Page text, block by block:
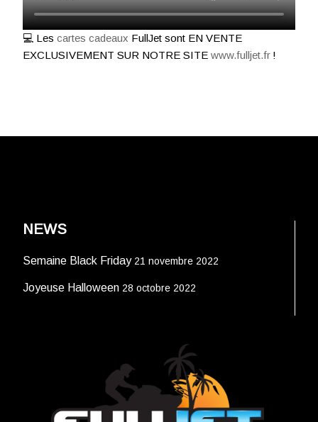
💻 Les cartes cadeaux FullJet sont EN VENTE
EXCLUSIVEMENT SUR NOTRE SITE www.fulljet.fr !
NEWS
Semaine Black Friday 21 novembre 2022
Joyeuse Halloween 28 octobre 2022